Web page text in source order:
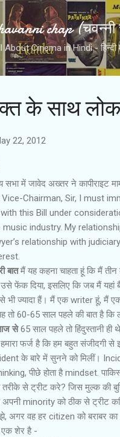
chap
About Cinema in Hindi - हिन्दी में
के साथ
22, 2012
सभा में जावेद अख्‍तर ने कापीराइट
Vice-Chairman, Sir, I must
this Bill under
music industry. My
relationship with
बातमैं यह कहना चाहता हूं कि मैं
फेंक दिया, इसलिए कि जब मैं यहां
भी ज्यादा हैं। मैं एक writer हूं, मैं
तो 60-65 साल पहले की बात है कि
से65 साल पहले तो हिंदुस्‍तानी ही
फर्ज है कि हम बहुत संजीदगी
के बारे में सुनने को मिलीं।
पीछे होता है mindset.
तरीके से ट्रीट करे? जिस मुल्‍क की
minority को ठीक से ट्रीट
अगर वह हर citizen को बराबर का
एक शेर है -